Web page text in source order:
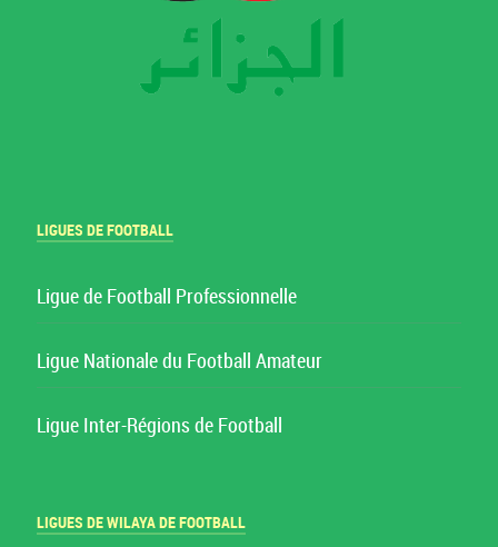
LIGUES DE FOOTBALL
Ligue de Football Professionnelle
Ligue Nationale du Football Amateur
Ligue Inter-Régions de Football
LIGUES DE WILAYA DE FOOTBALL